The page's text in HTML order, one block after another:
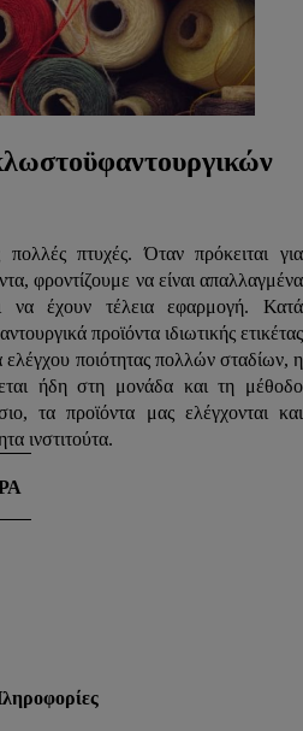
πτυχές. Όταν πρόκειται για
φροντίζουμε να είναι απαλλαγμένα
να έχουν τέλεια εφαρμογή. Κατά
προϊόντα ιδιωτικής ετικέτας
ελέγχου ποιότητας πολλών σταδίων, η
ήδη στη μονάδα και τη μέθοδο
τα προϊόντα μας ελέγχονται και
ινστιτούτα.